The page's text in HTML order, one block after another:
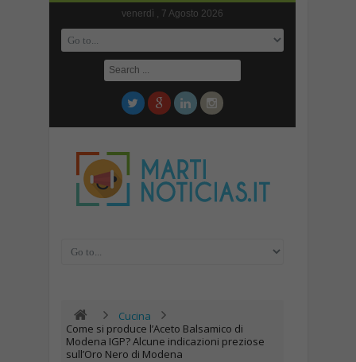
venerdì , 7 Agosto 2026
Cucina
Come si produce l’Aceto Balsamico di
Modena IGP? Alcune indicazioni preziose
sull’Oro Nero di Modena